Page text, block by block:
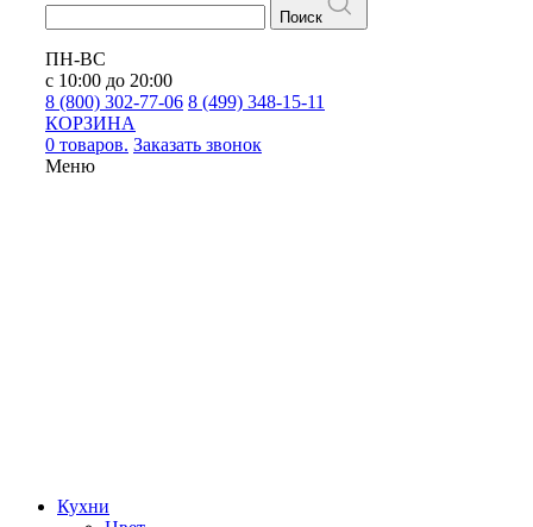
Поиск
ПН-ВС
с 10:00 до 20:00
8 (800) 302-77-06 8 (499) 348-15-11
КОРЗИНА
0 товаров. Заказать звонок
Меню
Кухни